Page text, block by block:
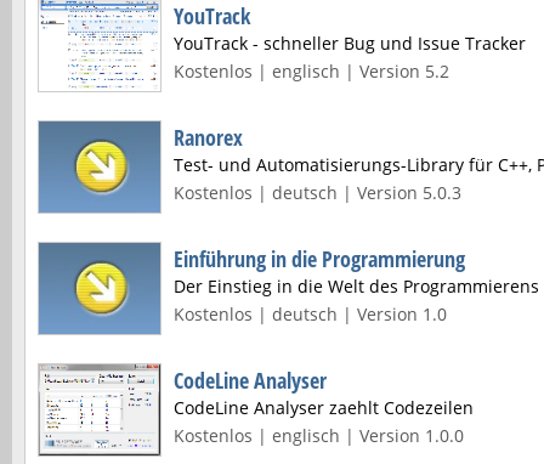
YouTrack
YouTrack - schneller Bug und Issue Tracker
Kostenlos | englisch | Version 5.2
Ranorex
Test- und Automatisierungs-Library für C++,
Kostenlos | deutsch | Version 5.0.3
Einführung in die Programmierung
Der Einstieg in die Welt des Programmierens
Kostenlos | deutsch | Version 1.0
CodeLine Analyser
CodeLine Analyser zaehlt Codezeilen
Kostenlos | englisch | Version 1.0.0